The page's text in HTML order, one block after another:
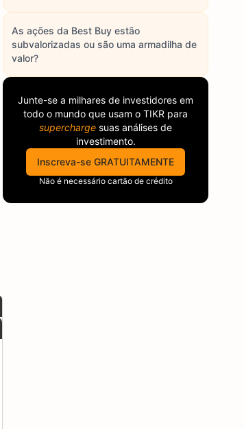
As ações da Best Buy estão
subvalorizadas ou são uma armadilha de
valor?
Junte-se a milhares de investidores em
todo o mundo que usam o TIKR para
supercharge suas análises de
investimento.
Inscreva-se GRATUITAMENTE
Não é necessário cartão de crédito